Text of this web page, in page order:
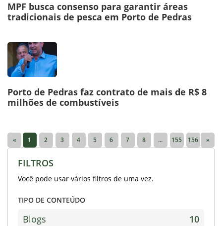
MPF busca consenso para garantir áreas
tradicionais de pesca em Porto de Pedras
Porto de Pedras faz contrato de mais de R$ 8
milhões de combustíveis
« 1 2 3 4 5 6 7 8 ... 155 156 »
FILTROS
Você pode usar vários filtros de uma vez.
TIPO DE CONTEÚDO
Blogs 10